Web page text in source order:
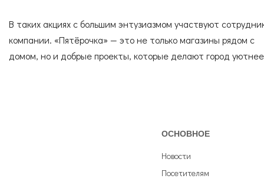
НАШИ ДРУЗЬЯ
В таких акциях с большим энтузиазмом участвуют
компании. «Пятёрочка» — это не только магазины рядом с
домом, но и добрые проекты, которые делают город
ОСНОВНОЕ
Новости
Посетителям